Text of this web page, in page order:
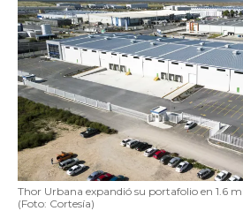
Thor Urbana expandió su portafolio en 1.6
(Foto: Cortesía)